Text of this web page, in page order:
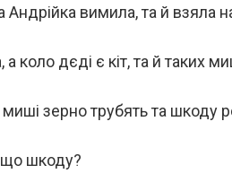
вимила, та й взяла
коло дєді є кіт, та й таких
зерно трубять та шкоду
шкоду?